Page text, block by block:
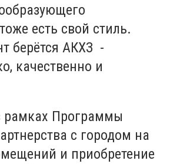
есть свой стиль.
берётся АКХЗ -
качественно и
рамках Программы
с городом на
и приобретение